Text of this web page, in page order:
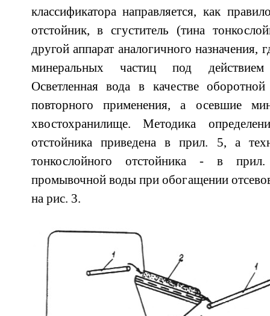
классификатора направляется, как
отстойник, в сгуститель (тина
другой аппарат аналогичного назначения,
минеральных частиц под
Осветленная вода в качестве
повторного применения, а осевшие
хвостохранилище. Методика
отстойника приведена в прил. 5, а
тонкослойного отстойника - в
промывочной воды при обогащении
на рис. 3.